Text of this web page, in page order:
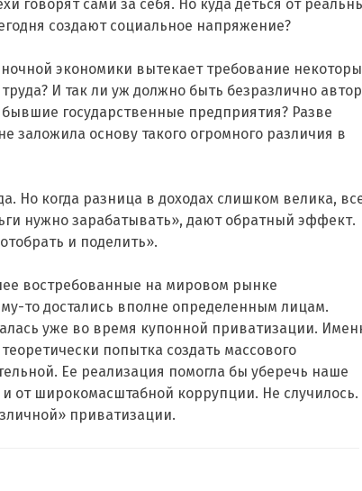
говорят сами за себя. Но куда деться от
создают социальное напряжение?
экономики вытекает требование
И так ли уж должно быть безразлично
государственные предприятия? Разве
заложила основу такого огромного различия в
Но когда разница в доходах слишком велика,
нужно зарабатывать», дают обратный эффект.
и поделить».
востребованные на мировом рынке
то достались вполне определенным лицам.
уже во время купонной приватизации.
попытка создать массового
Ее реализация помогла бы уберечь наше
от широкомасштабной коррупции. Не случилось.
приватизации.